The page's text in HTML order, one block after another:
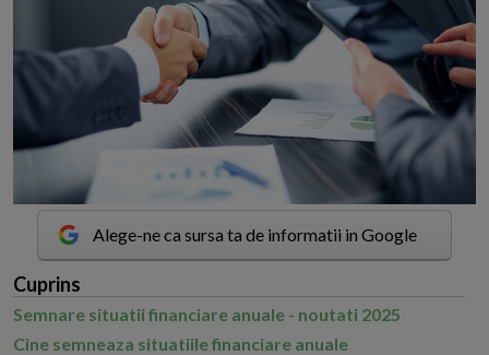
Alege-ne ca sursa ta de informatii in Google
Cuprins
Semnare situatii financiare anuale - noutati 2025
Cine semneaza situatiile financiare anuale